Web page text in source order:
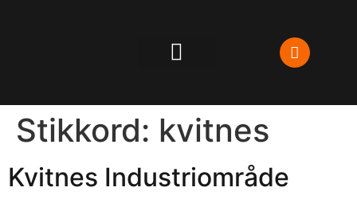
Stikkord: kvitnes
Kvitnes Industriområde